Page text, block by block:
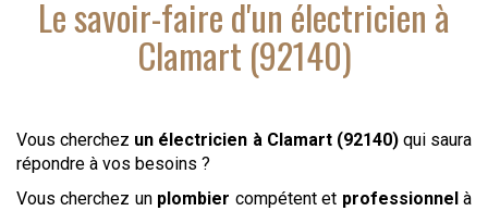
Le savoir-faire d'un électricien à
Clamart (92140)
Vous cherchez un électricien à Clamart (92140)qui saura
répondre à vos besoins ?
Vous cherchez un plombier compétent et professionnel à